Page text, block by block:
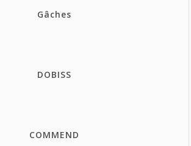
Gâches
DOBISS
COMMEND